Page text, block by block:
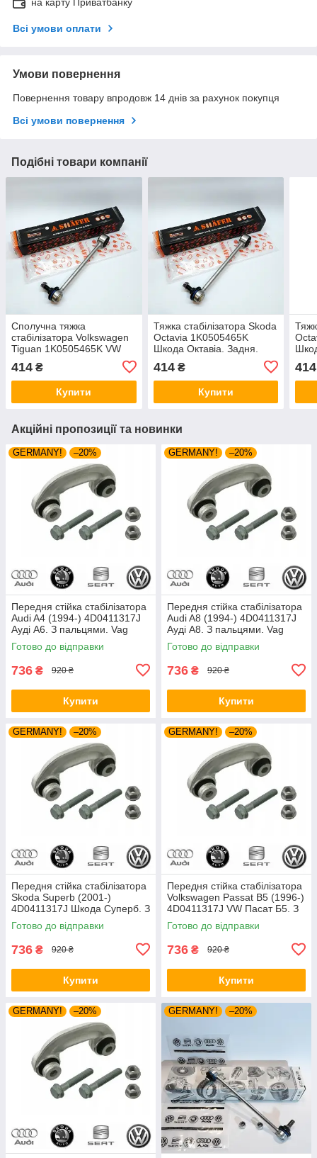
на карту Приватбанку
Всі умови оплати
Умови повернення
Повернення товару впродовж 14 днів за рахунок покупця
Всі умови повернення
Подібні товари компанії
Сполучна тяжка
стабілізатора Volkswagen
Tiguan 1K0505465K VW
Австрія
414 ₴
Купити
Тяжка стабілізатора Skoda
Octavia 1K0505465K
Шкода Октавіа. Задня.
414₴
Купити
414
Акційні пропозиції та новинки
GERMANY! –20%
Передня стійка стабілізатора
Audi A4 (1994-) 4D0411317J
Ауді А6. З пальцями. Vag
(Volkswagen)
Готово до відправки
736 ₴ 920 ₴
Купити
GERMANY! –20%
Передня стійка стабілізатора
Audi A8 (1994-) 4D0411317J
Ауді А8. З пальцями. Vag
(Volkswagen)
Готово до відправки
736 ₴ 920 ₴
Купити
GERMANY! –20%
Передня стійка стабілізатора
Skoda Superb (2001-)
4D0411317J Шкода Суперб. З
пальцями. Vag (Volkswagen)
Готово до відправки
736 ₴ 920 ₴
Купити
GERMANY! –20%
Передня стійка стабілізатора
Volkswagen Passat B5 (1996-)
4D0411317J VW Пасат Б5. З
пальцями. Vag (VW)
Готово до відправки
736 ₴ 920 ₴
Купити
GERMANY! –20% GERMANY! –20%